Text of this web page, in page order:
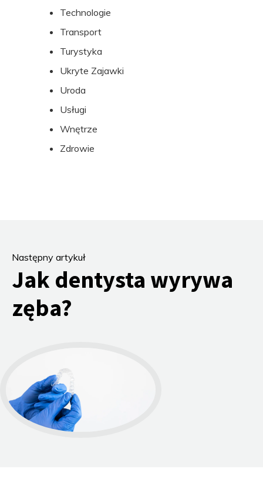
Technologie
Transport
Turystyka
Ukryte Zajawki
Uroda
Usługi
Wnętrze
Zdrowie
Następny artykuł
Jak dentysta wyrywa
zęba?